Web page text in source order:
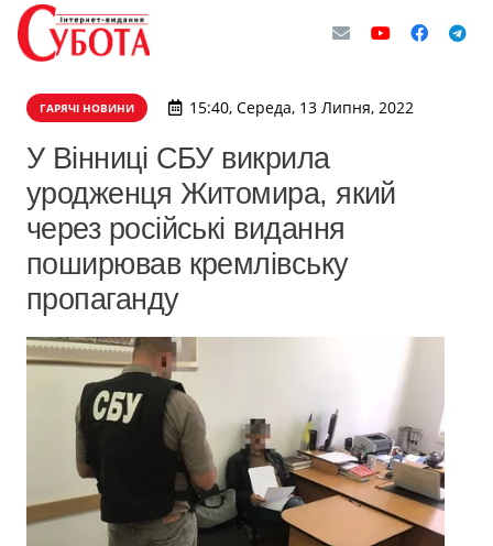
ГАРЯЧІ НОВИНИ 15:40, Середа, 13 Липня, 2022
У Вінниці СБУ викрила
уродженця Житомира, який
через російські видання
поширював кремлівську
пропаганду